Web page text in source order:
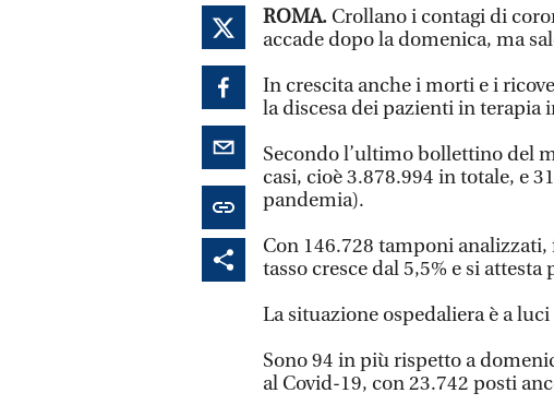
ROMA. Crollano i contagi di
accade dopo la domenica, ma
In crescita anche i morti e i
la discesa dei pazienti in terapia
Secondo l’ultimo bollettino del
casi, cioè 3.878.994 in totale, e
pandemia).
Con 146.728 tamponi
tasso cresce dal 5,5% e si
La situazione ospedaliera è a
Sono 94 in più rispetto a
al Covid-19, con 23.742 posti